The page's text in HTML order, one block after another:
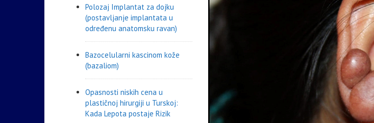
Polozaj Implantat za dojku
(postavljanje implantata u
određenu anatomsku ravan)
Bazocelularni kascinom kože
(bazaliom)
Opasnosti niskih cena u
plastičnoj hirurgiji u Turskoj:
Kada Lepota postaje Rizik